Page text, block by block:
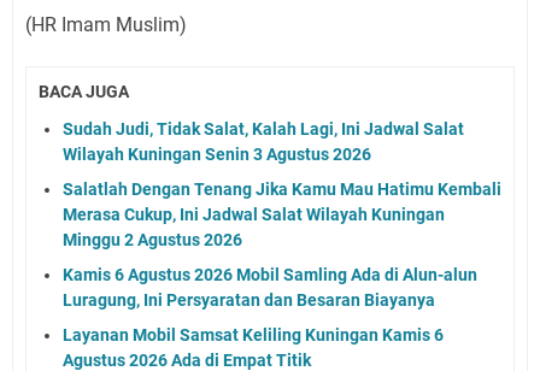
(HR Imam Muslim)
BACA JUGA
Sudah Judi, Tidak Salat, Kalah Lagi, Ini Jadwal Salat
Wilayah Kuningan Senin 3 Agustus 2026
Salatlah Dengan Tenang Jika Kamu Mau Hatimu Kembali
Merasa Cukup, Ini Jadwal Salat Wilayah Kuningan
Minggu 2 Agustus 2026
Kamis 6 Agustus 2026 Mobil Samling Ada di Alun-alun
Luragung, Ini Persyaratan dan Besaran Biayanya
Layanan Mobil Samsat Keliling Kuningan Kamis 6
Agustus 2026 Ada di Empat Titik